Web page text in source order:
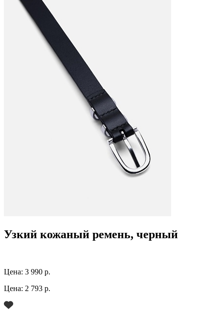
Узкий кожаный ремень, черный
Цена: 3 990 р.
Цена: 2 793 р.